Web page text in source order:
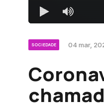
SOCIEDADE 04 mar,